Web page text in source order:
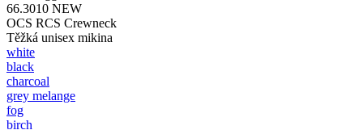
66.3010 NEW
OCS RCS Crewneck
Těžká unisex mikina
white
black
charcoal
grey melange
fog
birch